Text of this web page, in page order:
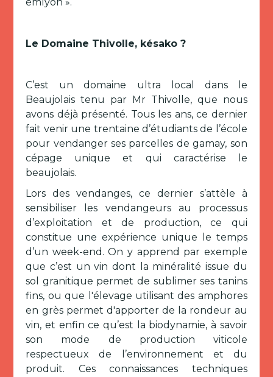
Le Domaine Thivolle, késako ?
C’est un domaine ultra local dans le
Beaujolais tenu par Mr Thivolle, que nous
avons déjà présenté. Tous les ans, ce dernier
fait venir une trentaine d’étudiants de l’école
pour vendanger ses parcelles de gamay, son
cépage unique et qui caractérise le
beaujolais.
Lors des vendanges, ce dernier s’attèle à
sensibiliser les vendangeurs au processus
d’exploitation et de production, ce qui
constitue une expérience unique le temps
d’un week-end. On y apprend par exemple
que c’est un vin dont la minéralité issue du
sol granitique permet de sublimer ses tanins
fins, ou que l'élevage utilisant des amphores
en grès permet d'apporter de la rondeur au
vin, et enfin ce qu’est la biodynamie, à savoir
son mode de production viticole
respectueux de l’environnement et du
produit. Ces connaissances techniques